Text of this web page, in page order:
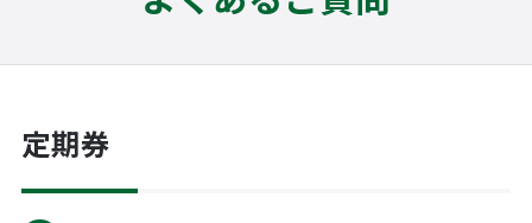
定期券